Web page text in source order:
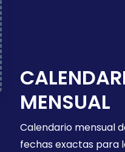
MENSUAL
Calendario mensual
fechas exactas para